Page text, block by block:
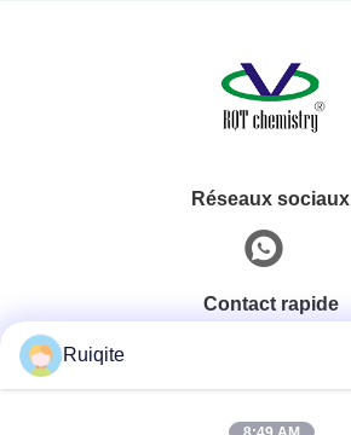
Réseaux sociaux
Contact rapide
0086-18217621160
Ruiqite